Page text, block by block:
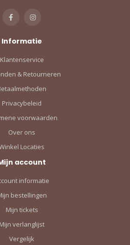
Informatie
Klantenservice
& Retourneren
Privacybeleid
voorwaarden
Over ons
Locaties
account
informatie
bestellingen
Mijn tickets
Mijn verlanglijst
Vergelijk